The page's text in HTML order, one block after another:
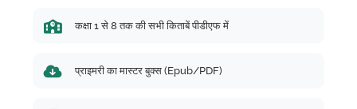
कक्षा 1 से 8 तक की सभी किताबें पीडीएफ में
प्राइमरी का मास्टर बुक्स (Epub/PDF)